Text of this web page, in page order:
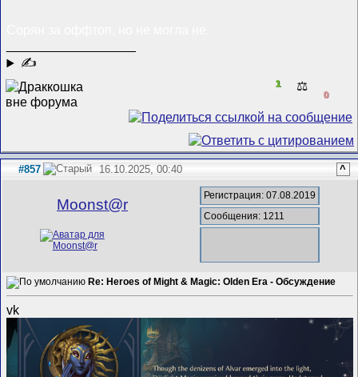
✍
1 ⚖️
0
#857 16.10.2025, 00:40 ^
Mооnst@r
Регистрация: 07.08.2019
Сообщения: 1211
Re: Heroes of Might & Magic: Olden Era - Обсуждение
vk